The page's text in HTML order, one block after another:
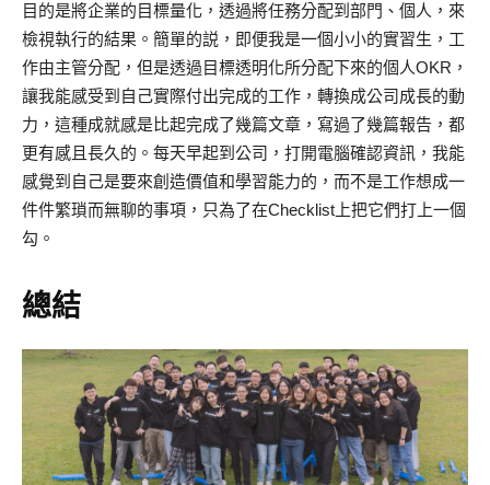
目的是將企業的目標量化，透過將任務分配到部門、個人，來
檢視執行的結果。簡單的説，即便我是一個小小的實習生，工
作由主管分配，但是透過目標透明化所分配下來的個人OKR，
讓我能感受到自己實際付出完成的工作，轉換成公司成長的動
力，這種成就感是比起完成了幾篇文章，寫過了幾篇報告，都
更有感且長久的。每天早起到公司，打開電腦確認資訊，我能
感覺到自己是要來創造價值和學習能力的，而不是工作想成一
件件繁瑣而無聊的事項，只為了在Checklist上把它們打上一個
勾。
總結